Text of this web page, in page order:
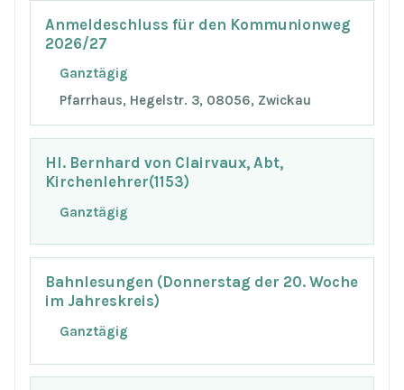
Anmeldeschluss für den Kommunionweg
2026/27
Ganztägig
Pfarrhaus, Hegelstr. 3, 08056, Zwickau
Hl. Bernhard von Clairvaux, Abt,
Kirchenlehrer(1153)
Ganztägig
Bahnlesungen (Donnerstag der 20. Woche
im Jahreskreis)
Ganztägig